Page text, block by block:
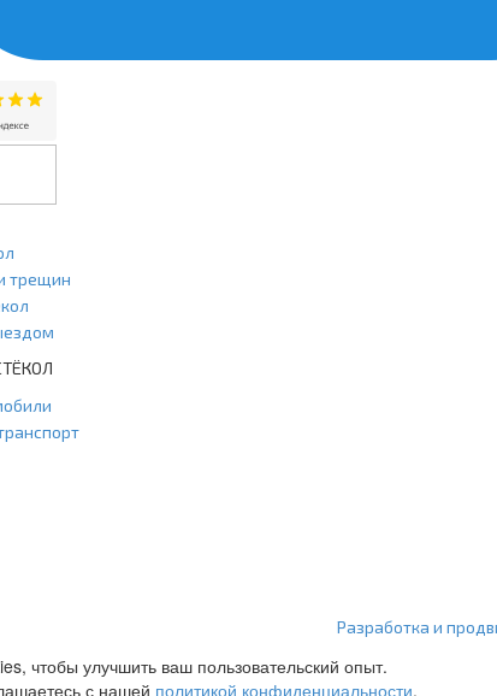
трещин
Разработка и
чтобы улучшить ваш пользовательский опыт.
с нашей политикой конфиденциальности.